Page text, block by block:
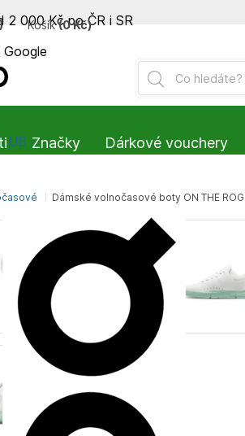
2 000 Kč po ČR i SR
) Košík (0 Kč)
Dámské volnočasové boty ON THE
Značky Dárkové vouchery